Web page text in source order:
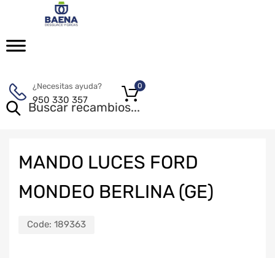
¿Necesitas ayuda?
950 330 357
0
MANDO LUCES FORD
MONDEO BERLINA (GE)
Code: 189363